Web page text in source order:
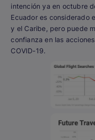
intención ya en octubre
Ecuador es considerado
y el Caribe, pero puede
confianza en las
COVID-19.